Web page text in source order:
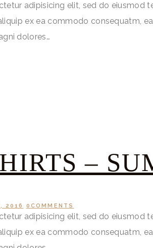
adipisicing elit, sed do
ex ea commodo consequatm,
dolores…
–
2016 0 COMMENTS
adipisicing elit, sed do eiusmod
ex ea commodo consequatm,